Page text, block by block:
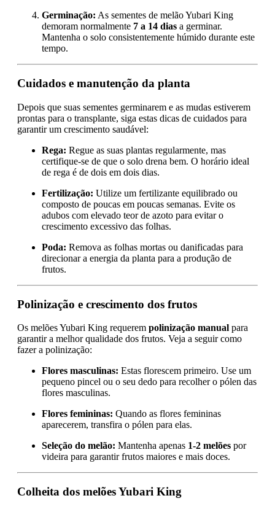
Germinação: As sementes de melão Yubari King
demoram normalmente 7 a 14 dias a germinar.
Mantenha o solo consistentemente húmido durante este
tempo.
Cuidados e manutenção da planta
Depois que suas sementes germinarem e as mudas estiverem
prontas para o transplante, siga estas dicas de cuidados para
garantir um crescimento saudável:
Rega: Regue as suas plantas regularmente, mas
certifique-se de que o solo drena bem. O horário ideal
de rega é de dois em dois dias.
Fertilização: Utilize um fertilizante equilibrado ou
composto de poucas em poucas semanas. Evite os
adubos com elevado teor de azoto para evitar o
crescimento excessivo das folhas.
Poda: Remova as folhas mortas ou danificadas para
direcionar a energia da planta para a produção de
frutos.
Polinização e crescimento dos frutos
Os melões Yubari King requerem polinização manual para
garantir a melhor qualidade dos frutos. Veja a seguir como
fazer a polinização:
Flores masculinas: Estas florescem primeiro. Use um
pequeno pincel ou o seu dedo para recolher o pólen das
flores masculinas.
Flores femininas: Quando as flores femininas
aparecerem, transfira o pólen para elas.
Seleção do melão: Mantenha apenas 1-2 melões por
videira para garantir frutos maiores e mais doces.
Colheita dos melões Yubari King